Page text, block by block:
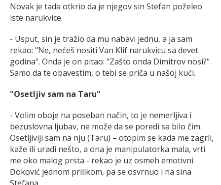
Novak je tada otkrio da je njegov sin Stefan poželeo
iste narukvice.
- Usput, sin je tražio da mu nabavi jednu, a ja sam
rekao: "Ne, nećeš nositi Van Klif narukvicu sa devet
godina". Onda je on pitao: "Zašto onda Dimitrov nosi?"
Samo da te obavestim, o tebi se priča u našoj kući.
"Osetljiv sam na Taru"
- Volim oboje na poseban način, to je nemerljiva i
bezuslovna ljubav, ne može da se poredi sa bilo čim.
Osetljiviji sam na nju (Taru) – otopim se kada me zagrli,
kaže ili uradi nešto, a ona je manipulatorka mala, vrti
me oko malog prsta - rekao je uz osmeh emotivni
Đoković jednom prilikom, pa se osvrnuo i na sina